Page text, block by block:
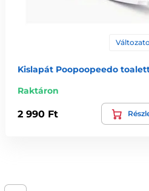
Kislapát Poopoopeedo
Raktáron
2 990 Ft